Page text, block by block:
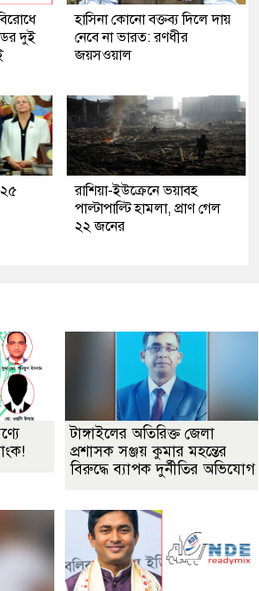
দুই
হাসিনা কোনো বক্তব্য দিলে দায়
নেবে না ভারত: রণধীর
জয়সওয়াল
২৫
রাশিয়া-ইউক্রেনে ভয়াবহ
পাল্টাপাল্টি হামলা, প্রাণ গেল
২২ জনের
টাঙ্গাইলের অতিরিক্ত জেলা
প্রশাসক সঞ্জয় কুমার মহন্তের
বিরুদ্ধে ব্যাপক দুর্নীতির অভিযোগ